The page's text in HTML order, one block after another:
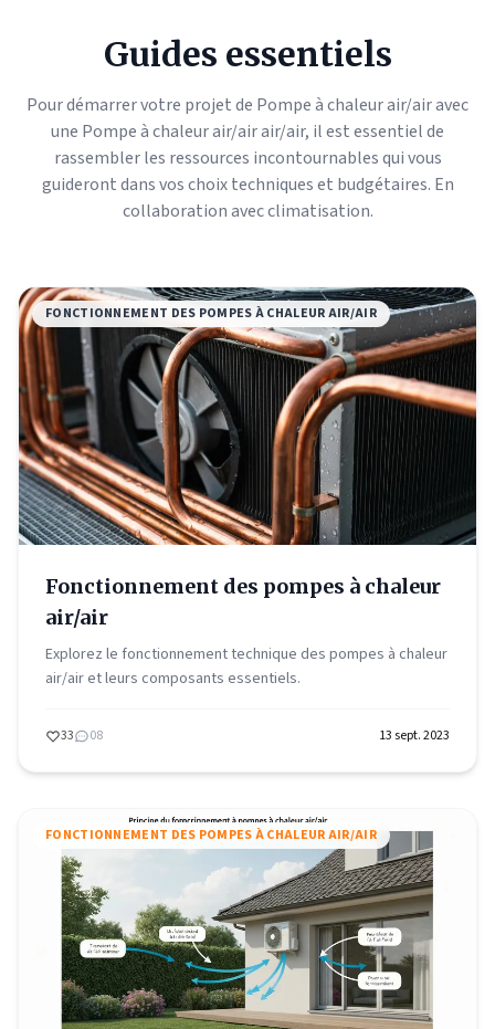
Guides essentiels
Pour démarrer votre projet de Pompe à chaleur air/air avec
une Pompe à chaleur air/air air/air, il est essentiel de
rassembler les ressources incontournables qui vous
guideront dans vos choix techniques et budgétaires. En
collaboration avecclimatisation.
FONCTIONNEMENT DES POMPES À CHALEUR AIR/AIR
Fonctionnement des pompes à chaleur
air/air
Explorez le fonctionnement technique des pompes à chaleur
air/air et leurs composants essentiels.
33 08 13 sept. 2023
FONCTIONNEMENT DES POMPES À CHALEUR AIR/AIR